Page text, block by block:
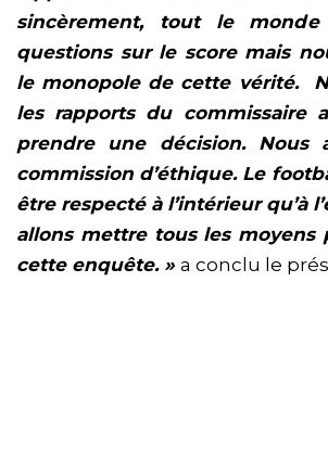
sincèrement, tout le
questions sur le score mais
le monopole de cette vérité.
les rapports du commissaire
prendre une décision. Nous
commission d’éthique. Le
être respecté à l’intérieur qu’à
allons mettre tous les moyens
cette enquête. » a conclu le